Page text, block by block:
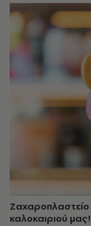
καλοκαιριού μας!